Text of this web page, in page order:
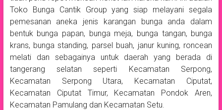
Toko Bunga Cantik Group yang siap melayani segala
pemesanan aneka jenis karangan bunga anda dalam
bentuk bunga papan, bunga meja, bunga tangan, bunga
krans, bunga standing, parsel buah, janur kuning, roncean
melati dan sebagainya untuk daerah yang berada di
tangerang selatan seperti Kecamatan Serpong,
Kecamatan Serpong Utara, Kecamatan Ciputat,
Kecamatan Ciputat Timur, Kecamatan Pondok Aren,
Kecamatan Pamulang dan Kecamatan Setu.